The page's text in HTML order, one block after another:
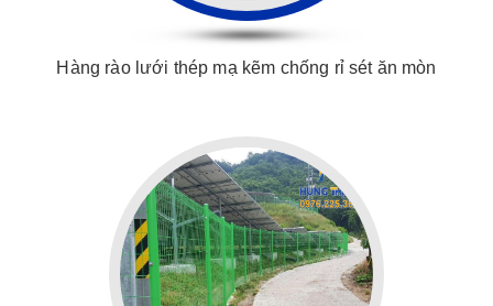
Hàng rào lưới thép mạ kẽm chống rỉ sét ăn mòn